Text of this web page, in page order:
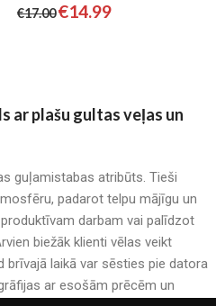
€17.00€14.99
ar plašu gultas veļas un
guļamistabas atribūts. Tieši
padarot telpu mājīgu un
darbam vai palīdzot
biežāk klienti vēlas veikt
brīvajā laikā var sēsties pie datora
ar esošām prēcēm un